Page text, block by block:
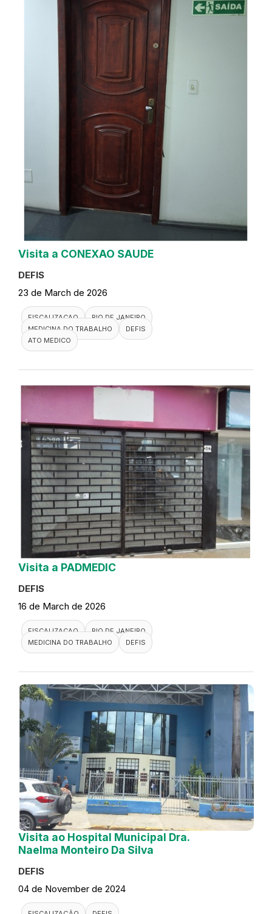
Visita a CONEXAO SAUDE
DEFIS
23 de March de 2026
FISCALIZACAO
RIO DE JANEIRO
MEDICINA DO TRABALHO
DEFIS
ATO MEDICO
Visita a PADMEDIC
DEFIS
16 de March de 2026
FISCALIZACAO
RIO DE JANEIRO
MEDICINA DO TRABALHO
DEFIS
Visita ao Hospital Municipal Dra.
Naelma Monteiro Da Silva
DEFIS
04 de November de 2024